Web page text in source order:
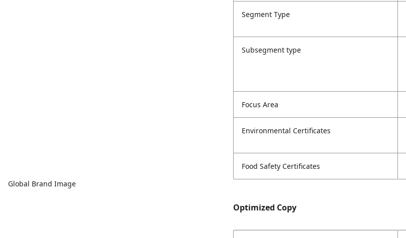
Global Brand Image
Segment Type
Subsegment type
Focus Area
Environmental Certificates
Food Safety Certificates
Optimized Copy